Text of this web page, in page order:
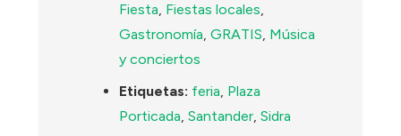
Fiesta, Fiestas locales,
Gastronomía,GRATIS, Música
y conciertos
Etiquetas: feria, Plaza
Porticada,Santander,Sidra